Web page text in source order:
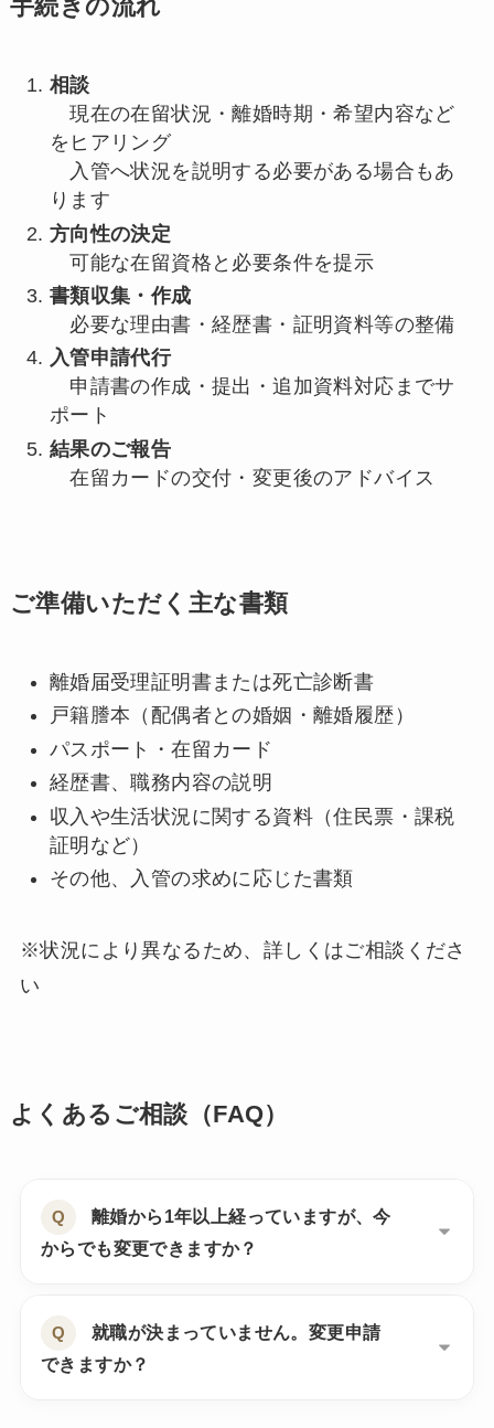
手続きの流れ
相談
現在の在留状況・離婚時期・希望内容など
をヒアリング
入管へ状況を説明する必要がある場合もあ
ります
方向性の決定
可能な在留資格と必要条件を提示
書類収集・作成
必要な理由書・経歴書・証明資料等の整備
入管申請代行
申請書の作成・提出・追加資料対応までサ
ポート
結果のご報告
在留カードの交付・変更後のアドバイス
ご準備いただく主な書類
離婚届受理証明書または死亡診断書
戸籍謄本（配偶者との婚姻・離婚履歴）
パスポート・在留カード
経歴書、職務内容の説明
収入や生活状況に関する資料（住民票・課税
証明など）
その他、入管の求めに応じた書類
※状況により異なるため、詳しくはご相談くださ
い
よくあるご相談（FAQ）
離婚から1年以上経っていますが、今
からでも変更できますか？
就職が決まっていません。変更申請
できますか？